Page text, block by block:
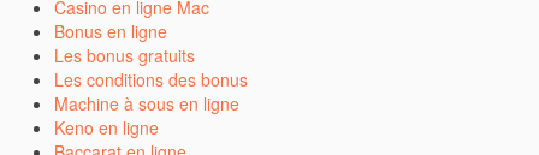
Casino en ligne Mac
Bonus en ligne
Les bonus gratuits
Les conditions des bonus
Machine à sous en ligne
Keno en ligne